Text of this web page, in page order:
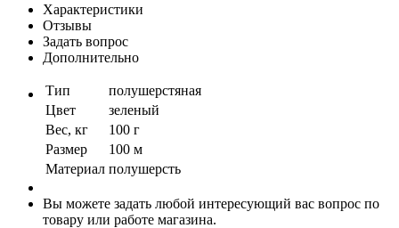
Характеристики
Отзывы
Задать вопрос
Дополнительно
Тип
полушерстяная
Цвет
зеленый
Вес, кг
100 г
Размер
100 м
Материал полушерсть
Вы можете задать любой интересующий вас вопрос по
товару или работе магазина.